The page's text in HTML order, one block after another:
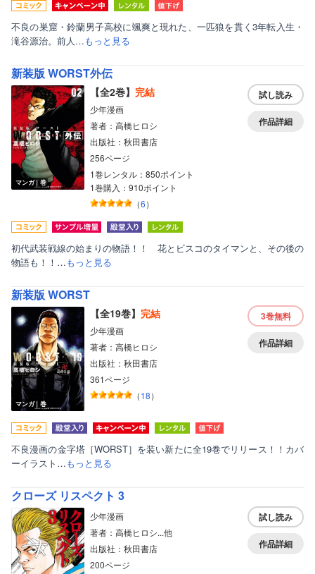
不良の巣窟・鈴蘭男子高校に颯爽と現れた、一匹狼を貫く3年転入生・
滝谷源治。前人…もっと見る
新装版 WORST外伝
マンガ｜巻
【全2巻】 完結
少年漫画
著者：高橋ヒロシ
出版社：秋田書店
256ページ
1巻レンタル：850ポイント
1巻購入：910ポイント
（6）
試し読み
作品詳細
初代武装戦線の始まりの物語！！ 花とビスコのタイマンと、その後の
物語も！！…もっと見る
新装版 WORST
マンガ｜巻
【全19巻】 完結
少年漫画
著者：高橋ヒロシ
出版社：秋田書店
361ページ
（18）
3巻無料
作品詳細
不良漫画の金字塔［WORST］を装い新たに全19巻でリリース！！カバ
ーイラスト…もっと見る
クローズ リスペクト 3
少年漫画
著者：高橋ヒロシ...他
出版社：秋田書店
200ページ
試し読み
作品詳細
ボーイズラブ
ティーンズラブ
女性写真集